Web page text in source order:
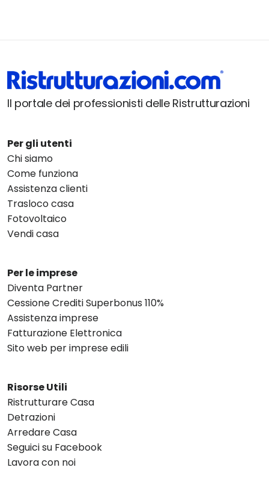
Il portale dei professionisti delle Ristrutturazioni
Per gli utenti
Chi siamo
Come funziona
Assistenza clienti
Trasloco casa
Fotovoltaico
Vendi casa
Per le imprese
Diventa Partner
Cessione Crediti Superbonus 110%
Assistenza imprese
Fatturazione Elettronica
Sito web per imprese edili
Risorse Utili
Ristrutturare Casa
Detrazioni
Arredare Casa
Seguici su Facebook
Lavora con noi